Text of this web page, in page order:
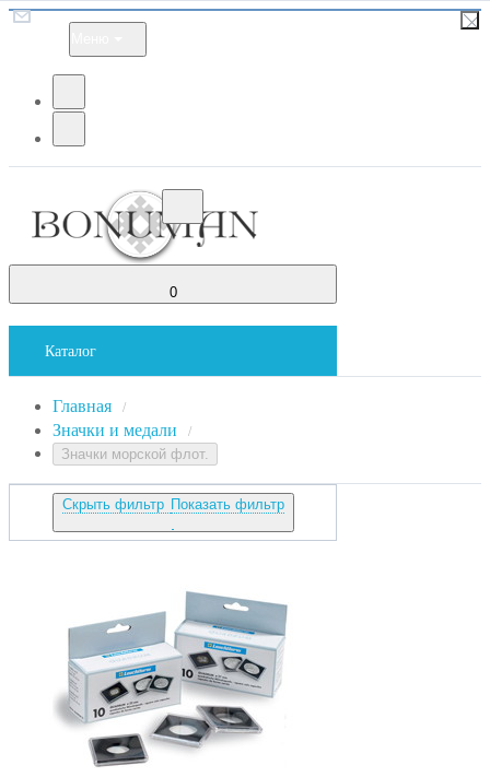
0
Каталог
Главная /
Значки и медали /
Значки морской флот.
Скрыть фильтр Показать фильтр